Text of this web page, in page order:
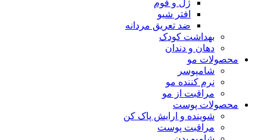
ژل و فوم
افتر شیو
ضد تعریق مردانه
بهداشت کودک
دهان و دندان
محصولات مو
شامپوسر
نرم کننده مو
مراقبت از مو
محصولات پوست
شوینده و ارایش پاک کن
مراقبت پوست